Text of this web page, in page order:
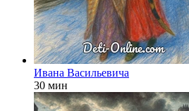
Ивана Васильевича
30 мин